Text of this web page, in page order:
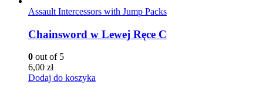
Assault Intercessors with Jump Packs
Chainsword w Lewej Ręce C
0 out of 5
6,00 zł
Dodaj do koszyka